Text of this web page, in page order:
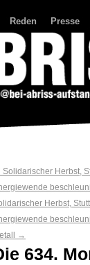
Reden Presse
Solidarischer Herbst,
Herbst,
→
634.